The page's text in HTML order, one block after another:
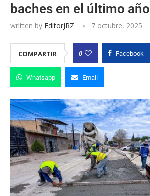
baches en el último año
written by EditorJRZ 7 octubre, 2025
COMPARTIR 0 Facebook
Whatsapp Email